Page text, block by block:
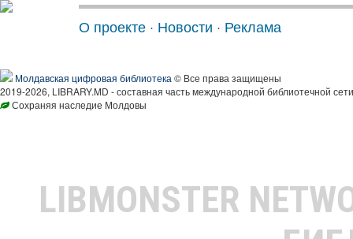
О проекте · Новости · Реклама
Молдавская цифровая библиотека © Все права защищены
2019-2026, LIBRARY.MD - составная часть международной библиотечной
Сохраняя наследие Молдовы
LIBMONSTER